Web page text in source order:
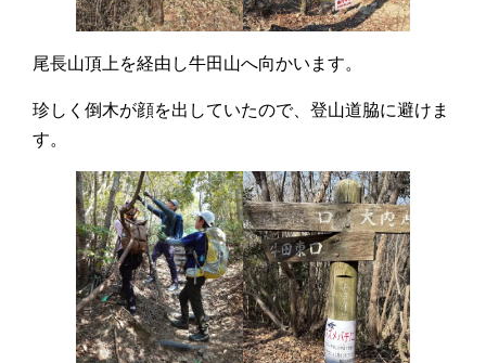
尾長山頂上を経由し牛田山へ向かいます。
珍しく倒木が顔を出していたので、登山道脇に避けま
す。